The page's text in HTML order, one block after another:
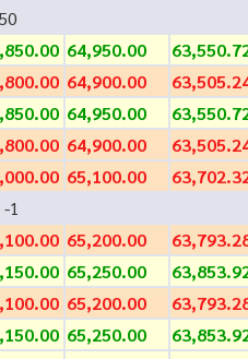
64,950.00
64,900.00
64,950.00
64,900.00
65,100.00
-1
65,200.00
65,250.00
65,200.00
65,250.00